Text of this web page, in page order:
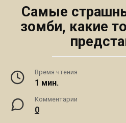
Самые
зомби, какие
Время чтения
1 мин.
Комментарии
0